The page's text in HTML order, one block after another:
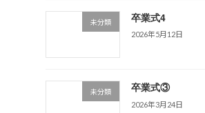
未分類 卒業式4
2026年5月12日
未分類 卒業式③
2026年3月24日